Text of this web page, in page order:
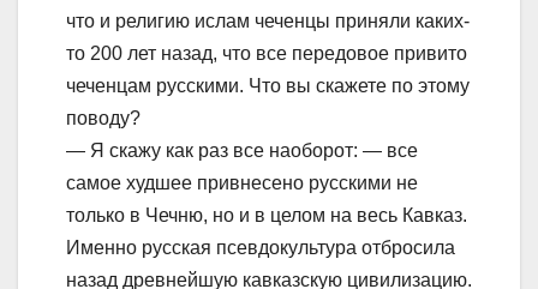
что и религию ислам чеченцы приняли каких-
то 200 лет назад, что все передовое привито
чеченцам русскими. Что вы скажете по этому
поводу?
— Я скажу как раз все наоборот: — все
самое худшее привнесено русскими не
только в Чечню, но и в целом на весь Кавказ.
Именно русская псевдокультура отбросила
назад древнейшую кавказскую цивилизацию.